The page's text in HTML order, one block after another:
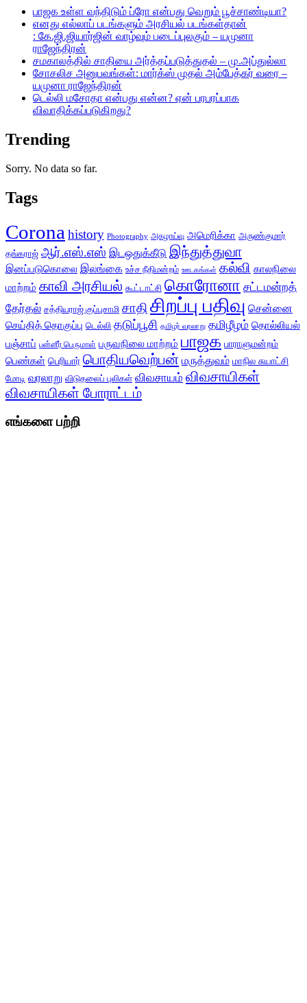
பாஜக உள்ள வந்திடும் ப்ரோ என்பது வெறும் பூச்சாண்டியா?
எனது எல்லாப் படங்களும் அரசியல் படங்கள்தான்
: கே.ஜி.ஜியார்ஜின் வாழ்வும் படைப்புலகும் – யமுனா
ராஜேந்திரன்
சமகாலத்தில் சாதியை அர்த்தப்படுத்துதல் – மு.அப்துல்லா
சோசலிச அனுபவங்கள்: மார்க்ஸ் முதல் அம்பேத்கர் வரை –
யமுனா ராஜேந்திரன்
டெல்லி மசோதா என்பது என்ன? ஏன் பரபரப்பாக
விவாதிக்கப்படுகிறது?
Trending
Sorry. No data so far.
Tags
Corona history Photography அகழாய்வு அமெரிக்கா அருண்குமார்
தங்கராஜ் ஆர்.எஸ்.எஸ் இடஒதுக்கீடு இந்துத்துவா
இனப்படுகொலை இலங்கை உச்ச நீதிமன்றம் ஊடகங்கள் கல்வி காலநிலை
மாற்றம் காவி அரசியல் கூட்டாட்சி கொரோனா சட்டமன்றத்
தேர்தல் சத்தியராஜ் குப்புசாமி சாதிசிறப்பு பதிவு சென்னை
செய்தித் தொகுப்பு டெல்லி தடுப்பூசி தமிழர் வரலாறு தமிழீழம் தொல்லியல்
பஞ்சாப் பன்னீர் பெருமாள் பருவநிலை மாற்றம் பாஜக பாராளுமன்றம்
பெண்கள் பெரியார் பொதியவெற்பன் மருத்துவம் மாநில சுயாட்சி
மோடி வரலாறு விடுதலைப் புலிகள் விவசாயம் விவசாயிகள்
விவசாயிகள் போராட்டம்
எங்களை பற்றி